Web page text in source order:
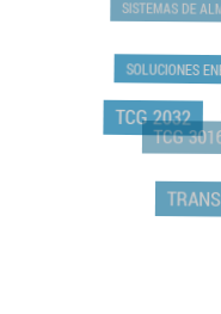
SISTEMAS DE
SOLUCIONES
TCG 2032
TCG